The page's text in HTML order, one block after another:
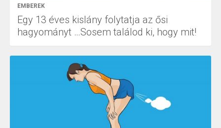
EMBEREK
Egy 13 éves kislány folytatja az ősi
hagyományt …Sosem találod ki, hogy mit!